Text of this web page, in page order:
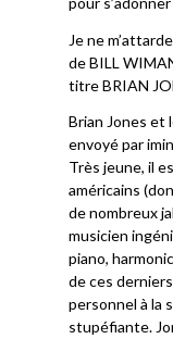
Je ne
de BILL
titre BRIAN
Brian Jones et
envoyé par
Très jeune, il
américains
de nombreux
musicien
piano,
de ces
personnel à la
stupéfiante.